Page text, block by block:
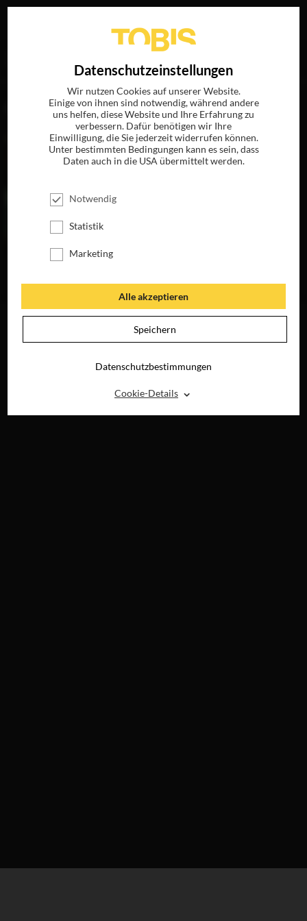
„Hah Yongsoo“
JETZT AUF DVD &
Datenschutzeinstellungen
Wir nutzen Cookies auf unserer Website.
Einige von ihnen sind notwendig, während andere
uns helfen, diese Website und Ihre Erfahrung zu
verbessern. Dafür benötigen wir Ihre
Einwilligung, die Sie jederzeit widerrufen können.
Unter bestimmten Bedingungen kann es sein, dass
Daten auch in die USA übermittelt werden.
Notwendig
Statistik
Marketing
Alle akzeptieren
Speichern
Datenschutzbestimmungen
Cookie-Details ⌃